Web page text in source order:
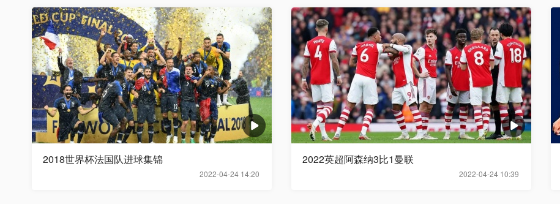
2022-04-24 14:20
2018世界杯法国队进球集锦
2022-04-24 10:39
2022英超阿森纳3比1曼联